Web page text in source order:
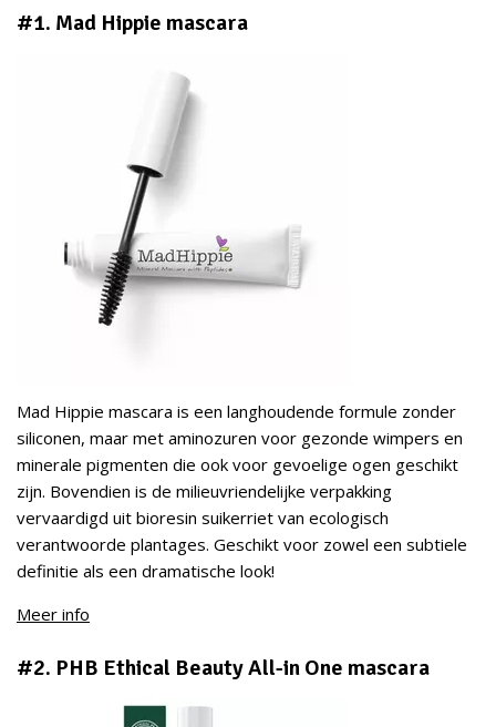
#1. Mad Hippie mascara
Mad Hippie mascara is een langhoudende formule zonder
siliconen, maar met aminozuren voor gezonde wimpers en
minerale pigmenten die ook voor gevoelige ogen geschikt
zijn. Bovendien is de milieuvriendelijke verpakking
vervaardigd uit bioresin suikerriet van ecologisch
verantwoorde plantages. Geschikt voor zowel een subtiele
definitie als een dramatische look!
Meer info
#2. PHB Ethical Beauty All-in One mascara